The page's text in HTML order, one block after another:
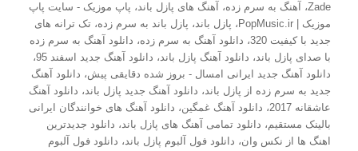
Zade، آهنگ به سرم زده، آهنگ های پازل باند، پاپ موزیک - سایت پاپ
موزیک | PopMusic.ir
، پازل باند، پازل باند به سرم زده،تک ترانه های
جدید با کیفیت 320
، دانلود آهنگ به سرم زده، دانلود آهنگ به سرم زده
با صدای پازل باند، دانلود آهنگ پازل باند، دانلود آهنگ جدید اسفند 95
،
دانلود آهنگ جدید ایرانی امسال - بروز شده دقایقی پیش، دانلود آهنگ
جدید به سرم زده از پازل باند، دانلود آهنگ جدید پازل باند، دانلود آهنگ
عاشقانه 2017
، دانلود آهنگ غمگین، دانلود آهنگ های خوانندگان ایرانی
بالینک مستقیم، دانلود تمامی آهنگ های پازل باند، دانلود جدیدترین
اهنگ ها از نکس وان، دانلود فول آلبوم پازل باند، دانلود فول آلبوم